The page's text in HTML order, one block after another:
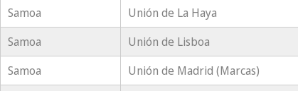
Samoa
Unión de La Haya
Samoa
Unión de Lisboa
Samoa
Unión de Madrid (Marcas)